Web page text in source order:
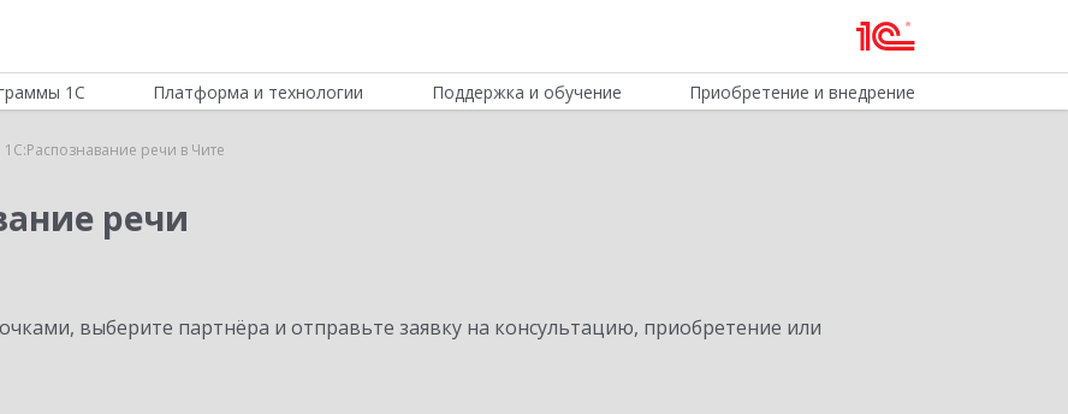
1С Платформа и технологии Поддержка и обучение Приобретение и внедрение
1С:Распознавание речи в Чите
речи
выберите партнёра и отправьте заявку на консультацию, приобретение или